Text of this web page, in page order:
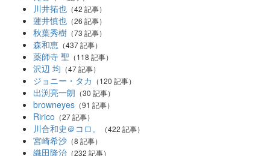
川井拓也 （42 記事）
蓮井慎也 （26 記事）
秋葉秀樹 （73 記事）
森和恵 （437 記事）
薬師寺 聖 （118 記事）
沢辺 均 （47 記事）
ジョニー・タカ （120 記事）
出渕亮一朗 （30 記事）
browneyes （91 記事）
Ririco （27 記事）
川合和史＠コロ。 （422 記事）
宮崎希沙 （8 記事）
織田隆治 （232 記事）